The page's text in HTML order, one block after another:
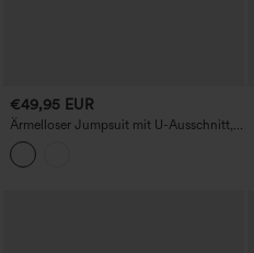
€49,95 EUR
Ärmelloser Jumpsuit mit U-Ausschnitt,
Kordelzug, meliertem Stoff, lässigem,
weitem Schnitt und Taschen – Easy
Peezy